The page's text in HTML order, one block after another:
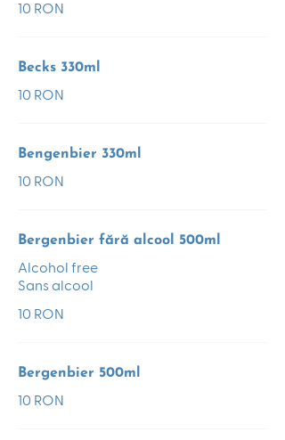
10 RON
Becks 330ml
10 RON
Bengenbier 330ml
10 RON
Bergenbier fără alcool 500ml
Alcohol free
Sans alcool
10 RON
Bergenbier 500ml
10 RON